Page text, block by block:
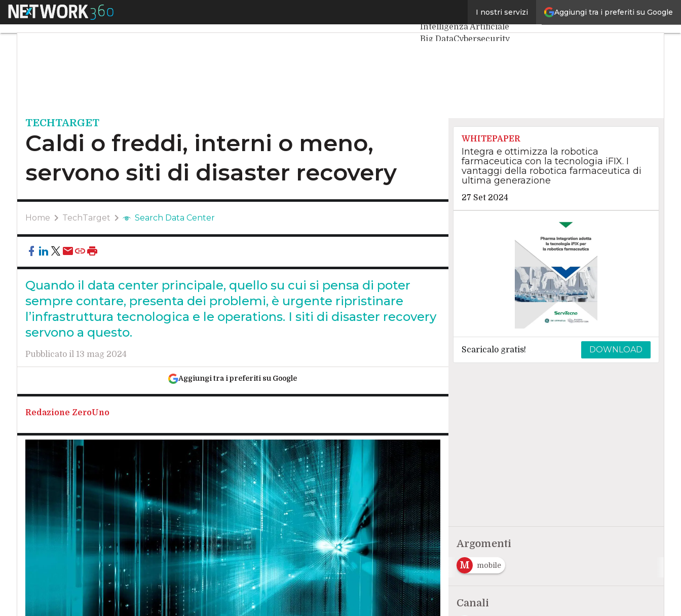
Aggiungi tra i preferiti su Google
I nostri servizi
Menu
Intelligenza Artificiale
Big DataCybersecurity
TECHTARGET
Caldi o freddi, interni o meno,
servono siti di disaster recovery
Home TechTarget Search Data Center
Quando il data center principale, quello su cui si pensa di poter
sempre contare, presenta dei problemi, è urgente ripristinare
l’infrastruttura tecnologica e le operations. I siti di disaster recovery
servono a questo.
Pubblicato il 13 mag 2024
Aggiungi tra i preferiti su Google
Redazione ZeroUno
WHITEPAPER
Integra e ottimizza la robotica
farmaceutica con la tecnologia iFIX. I
vantaggi della robotica farmaceutica di
ultima generazione
27 Set 2024
Scaricalo gratis! DOWNLOAD
Argomenti
M
mobile
Canali